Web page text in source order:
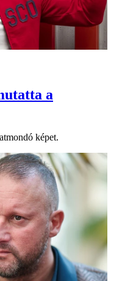
a
képet.